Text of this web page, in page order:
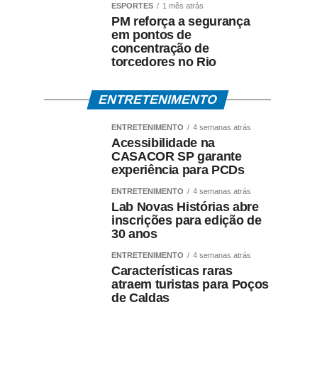
ESPORTES 1 mês atrás
PM reforça a segurança
em pontos de
concentração de
torcedores no Rio
ENTRETENIMENTO
ENTRETENIMENTO 4 semanas atrás
Acessibilidade na
CASACOR SP garante
experiência para PCDs
ENTRETENIMENTO 4 semanas atrás
Lab Novas Histórias abre
inscrições para edição de
30 anos
ENTRETENIMENTO 4 semanas atrás
Características raras
atraem turistas para Poços
de Caldas